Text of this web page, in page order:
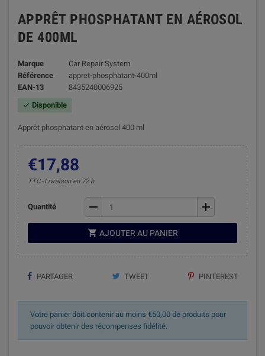
APPRÊT PHOSPHATANT EN AÉROSOL
DE 400ML
Marque
Car Repair System
Référence
appret-phosphatant-400ml
EAN-13
8435240006925
 Disponible
Apprêt phosphatant en aérosol 400 ml
€17,88
TTC Livraison en 72 h
Quantité remove add
 AJOUTER AU PANIER
PARTAGER TWEET PINTEREST
Votre panier doit contenir au moins €50,00 de produits pour
pouvoir obtenir des récompenses fidélité.